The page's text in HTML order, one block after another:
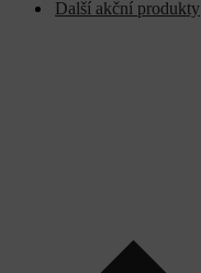
Další akční produkty